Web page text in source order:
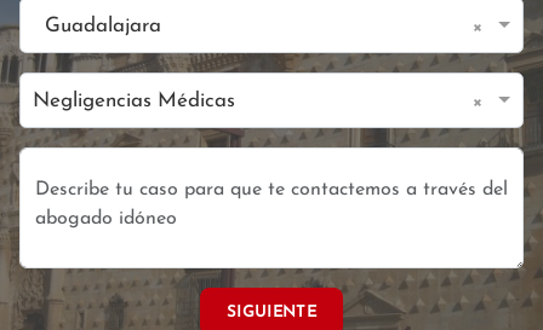
Guadalajara ×
Negligencias Médicas ×
SIGUIENTE